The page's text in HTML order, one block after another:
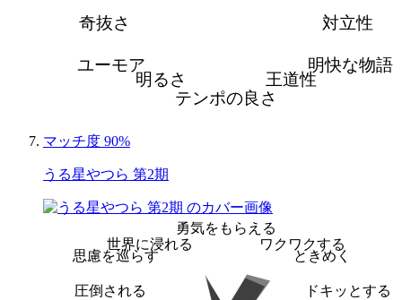
対立性
明快な物語
王道性
テンポの良さ
明るさ
ユーモア
奇抜さ
マッチ度 90%
うる星やつら 第2期
勇気をもらえる
ワクワクする
ときめく
ドキッとする
圧倒される
思慮を巡らす
世界に浸れる